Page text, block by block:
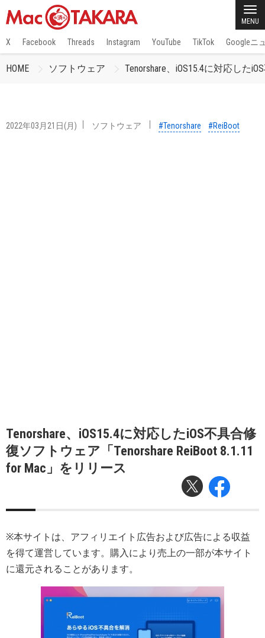
MENU
X Facebook Threads Instagram YouTube TikTok Googleニ
HOME ソフトウェア Tenorshare、iOS15.4に対応した
2022年03月21日(月) ソフトウェア #Tenorshare #ReiBoot
Tenorshare、iOS15.4に対応したiOS不具合修
復ソフトウェア「Tenorshare ReiBoot 8.1.11
for Mac」をリリース
※本サイトは、アフィリエイト広告および広告による収益
を得て運営しています。購入により売上の一部が本サイト
に還元されることがあります。